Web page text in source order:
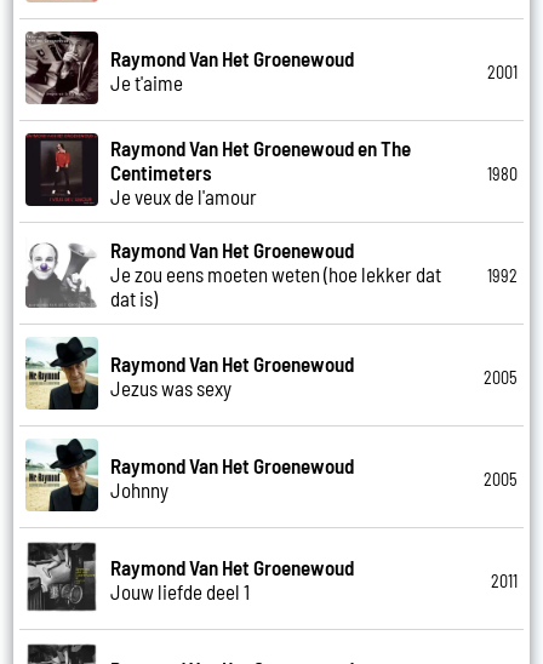
Raymond Van Het Groenewoud
Je t'aime
2001
Raymond Van Het Groenewoud en The
Centimeters
Je veux de l'amour
1980
Raymond Van Het Groenewoud
Je zou eens moeten weten (hoe lekker dat
dat is)
1992
Raymond Van Het Groenewoud
Jezus was sexy
2005
Raymond Van Het Groenewoud
Johnny
2005
Raymond Van Het Groenewoud
Jouw liefde deel 1
2011